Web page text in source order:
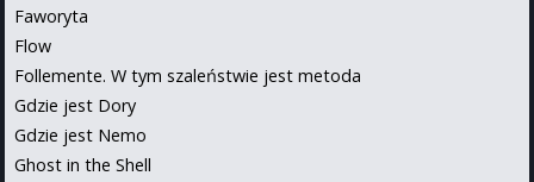
Faworyta
Flow
Follemente. W tym szaleństwie jest metoda
Gdzie jest Dory
Gdzie jest Nemo
Ghost in the Shell